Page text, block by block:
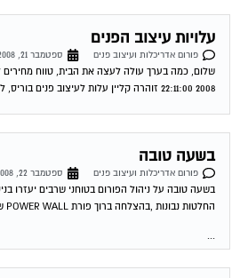
עלויות עיצוב הפנים
פורום אדריכלות ועיצוב פנים
ספטמבר 21, 2008
2008 22:11:00 זוהרה קליין עלות לעיצוב פנים בוריס, לעיצוב פנים אין מחיר...
בשעה טובה
פורום אדריכלות ועיצוב פנים
ספטמבר 22, 2008
בשעה טובה על ניהול הפורום בטוחני שרבים יעזרו
החלטות נבונות ,בהצלחה ברוך פורת POWER WALL שיטת בנייה מתקדמת
...